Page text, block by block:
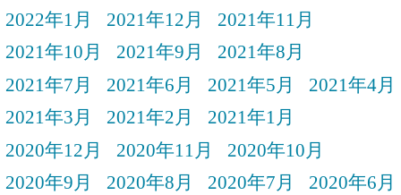
2022年1月
2021年12月
2021年11月
2021年10月
2021年9月
2021年8月
2021年7月
2021年6月 2021年5月
2021年4月
2021年3月
2021年2月
2021年1月
2020年12月
2020年11月
2020年10月
2020年9月
2020年8月 2020年7月
2020年6月